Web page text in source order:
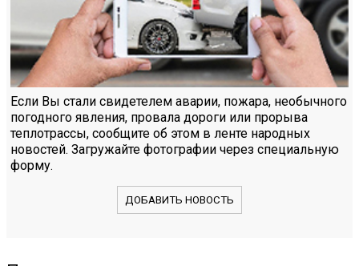
Если Вы стали свидетелем аварии, пожара, необычного
погодного явления, провала дороги или прорыва
теплотрассы, сообщите об этом в ленте народных
новостей. Загружайте фотографии через специальную
форму.
ДОБАВИТЬ НОВОСТЬ